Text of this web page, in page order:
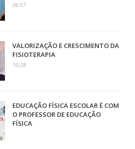
06:57
VALORIZAÇÃO E CRESCIMENTO DA
FISIOTERAPIA
10:28
EDUCAÇÃO FÍSICA ESCOLAR É COM
O PROFESSOR DE EDUCAÇÃO
FÍSICA